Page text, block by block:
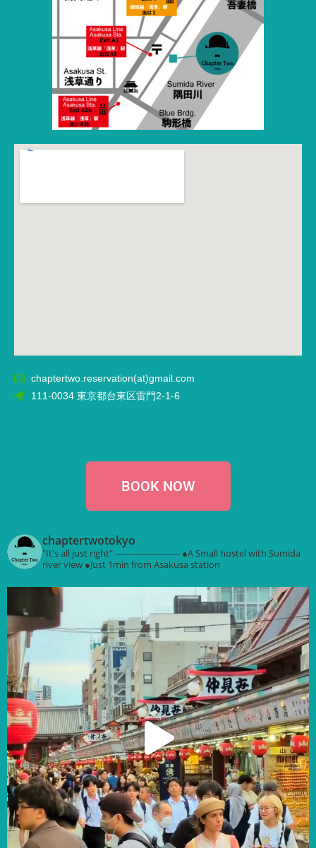
chaptertwo.reservation(at)gmail.com
111-0034 東京都台東区雷門2-1-6
BOOK NOW
chaptertwotokyo
"It's all just right"----------------------- ●A Small hostel with Sumida
river view ●Just 1min from Asakusa station